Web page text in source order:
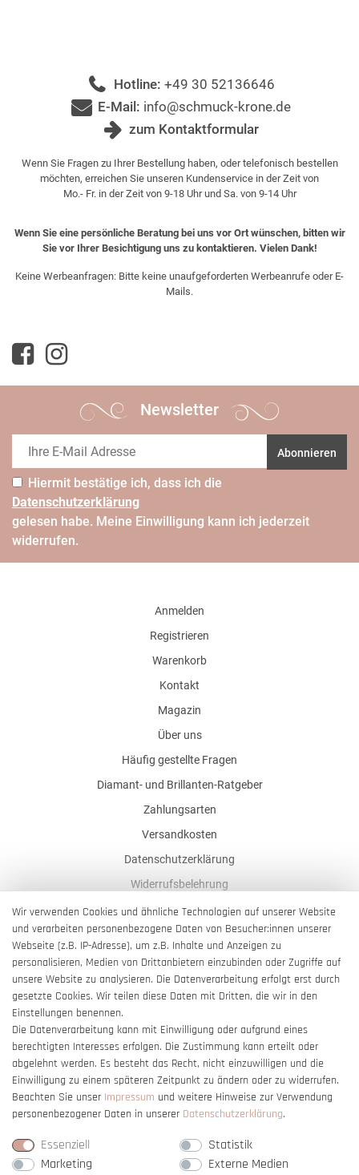
Hotline: +49 30 52136646
E-Mail: info@schmuck-krone.de
zum Kontaktformular
Wenn Sie Fragen zu Ihrer Bestellung haben, oder telefonisch bestellen
möchten, erreichen Sie unseren Kundenservice in der Zeit von
Mo.- Fr. in der Zeit von 9-18 Uhr und Sa. von 9-14 Uhr
Wenn Sie eine persönliche Beratung bei uns vor Ort wünschen, bitten wir
Sie vor Ihrer Besichtigung uns zu kontaktieren. Vielen Dank!
Keine Werbeanfragen: Bitte keine unaufgeforderten Werbeanrufe oder E-
Mails.
Newsletter
Abonnieren
Hiermit bestätige ich, dass ich die
Daten­schutz­erklärung
gelesen habe. Meine Einwilligung kann ich jederzeit
widerrufen.
Anmelden
Registrieren
Warenkorb
Kontakt
Magazin
Über uns
Häufig gestellte Fragen
Diamant- und Brillanten-Ratgeber
Zahlungsarten
Versandkosten
Datenschutzerklärung
Widerrufsbelehrung
AGB
Impressum
Barrierefreiheitserklärung
Vertrag widerrufen
Wir verwenden Cookies und ähnliche Technologien auf unserer Website
und verarbeiten personenbezogene Daten von Besucher:innen unserer
Webseite (z.B. IP-Adresse), um z.B. Inhalte und Anzeigen zu
personalisieren, Medien von Drittanbietern einzubinden oder Zugriffe auf
unsere Website zu analysieren. Die Datenverarbeitung erfolgt erst durch
gesetzte Cookies. Wir teilen diese Daten mit Dritten, die wir in den
Einstellungen benennen.
Die Datenverarbeitung kann mit Einwilligung oder aufgrund eines
berechtigten Interesses erfolgen. Die Zustimmung kann erteilt oder
abgelehnt werden. Es besteht das Recht, nicht einzuwilligen und die
Einwilligung zu einem späteren Zeitpunkt zu ändern oder zu widerrufen.
Beachten Sie unser Impressum und weitere Hinweise zur Verwendung
personenbezogener Daten in unserer Daten­schutz­erklärung.
Essenziell
Statistik
Marketing
Externe Medien